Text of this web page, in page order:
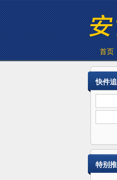
首页
快件
特别